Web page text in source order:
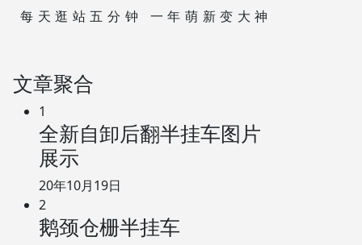
每天逛站五分钟 一年萌新变大神
文章聚合
1
全新自卸后翻半挂车图片
展示
20年10月19日
2
鹅颈仓栅半挂车